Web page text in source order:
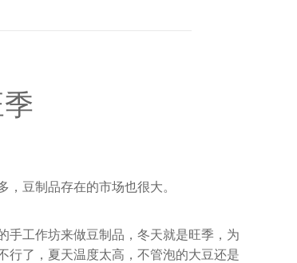
豆制品存在的市场也很大。
手工作坊来做豆制品，冬天就是旺季，为
行了，夏天温度太高，不管泡的大豆还是